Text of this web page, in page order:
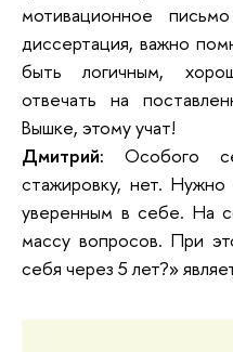
мотивационное
диссертация, важно
быть логичным,
отвечать на
Вышке, этому учат!
Дмитрий: Особого
стажировку, нет.
уверенным в себе. На
массу вопросов. При
себя через 5 лет?»